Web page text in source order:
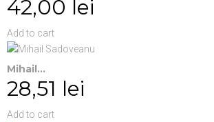
42,00 lei
Add to cart
Mihail...
28,51 lei
Add to cart